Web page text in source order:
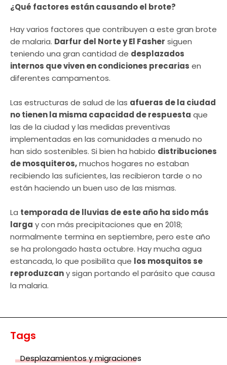
¿Qué factores están causando el brote?
Hay varios factores que contribuyen a este gran brote
de malaria. Darfur del Norte y El Fasher siguen
teniendo una gran cantidad de desplazados
internos que viven en condiciones precarias en
diferentes campamentos.
Las estructuras de salud de las afueras de la ciudad
no tienen la misma capacidad de respuesta que
las de la ciudad y las medidas preventivas
implementadas en las comunidades a menudo no
han sido sostenibles. Si bien ha habido distribuciones
de mosquiteros,muchos hogares no estaban
recibiendo las suficientes, las recibieron tarde o no
están haciendo un buen uso de las mismas.
La temporada de lluvias de este año ha sido más
larga y con más precipitaciones que en 2018;
normalmente termina en septiembre, pero este año
se ha prolongado hasta octubre. Hay mucha agua
estancada, lo que posibilita que los mosquitos se
reproduzcany sigan portando el parásito que causa
la malaria.
Tags
Desplazamientos y migraciones